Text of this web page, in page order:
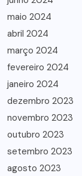
maio 2024
abril 2024
março 2024
fevereiro 2024
janeiro 2024
dezembro 2023
novembro 2023
outubro 2023
setembro 2023
agosto 2023